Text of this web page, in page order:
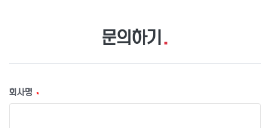
문의하기 .
회사명 *